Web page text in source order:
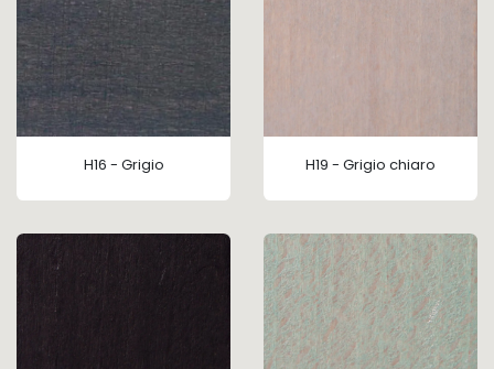
H16 - Grigio H19 - Grigio chiaro